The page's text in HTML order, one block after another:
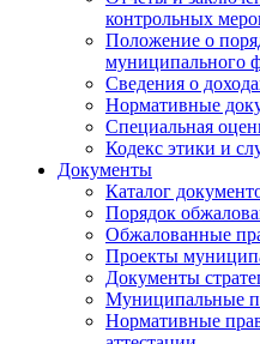
контрольных
Положение о
муниципального
Сведения о
Нормативные
Специальная
Кодекс этики и
Документы
Каталог
Порядок
Обжалованные
Проекты
Документы
Муниципальные
Нормативные